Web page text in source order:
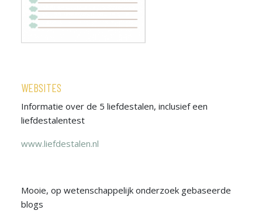
WEBSITES
Informatie over de 5 liefdestalen, inclusief een
liefdestalentest
www.liefdestalen.nl
Mooie, op wetenschappelijk onderzoek gebaseerde
blogs